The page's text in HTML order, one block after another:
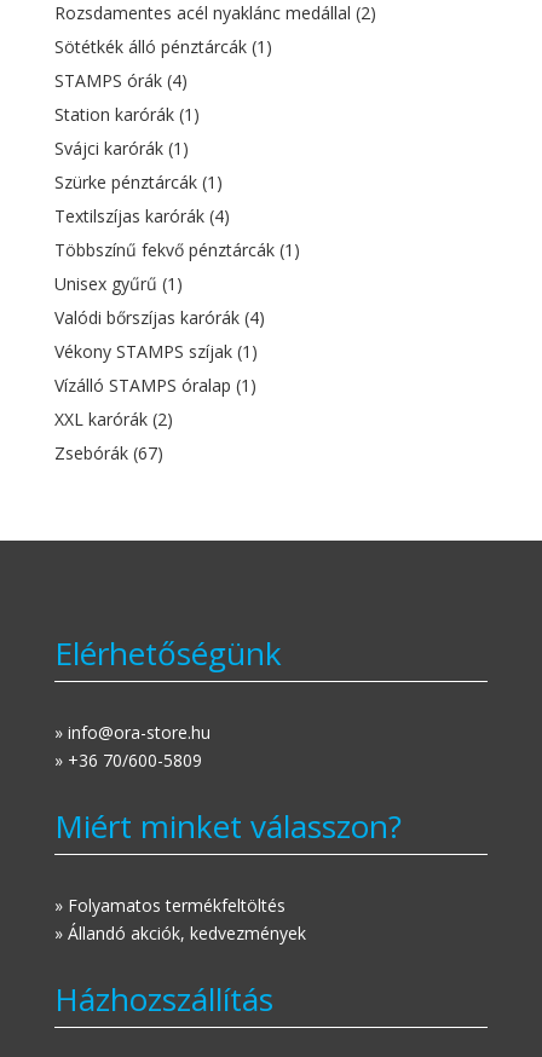
Rozsdamentes acél nyaklánc medállal (2)
Sötétkék álló pénztárcák (1)
STAMPS órák (4)
Station karórák (1)
Svájci karórák (1)
Szürke pénztárcák (1)
Textilszíjas karórák (4)
Többszínű fekvő pénztárcák (1)
Unisex gyűrű (1)
Valódi bőrszíjas karórák (4)
Vékony STAMPS szíjak (1)
Vízálló STAMPS óralap (1)
XXL karórák (2)
Zsebórák (67)
Elérhetőségünk
» info@ora-store.hu
» +36 70/600-5809
Miért minket válasszon?
» Folyamatos termékfeltöltés
» Állandó akciók, kedvezmények
Házhozszállítás